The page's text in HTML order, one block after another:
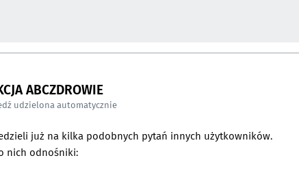
ABCZDROWIE
udzielona automatycznie
już na kilka podobnych pytań innych użytkowników.
nich odnośniki: